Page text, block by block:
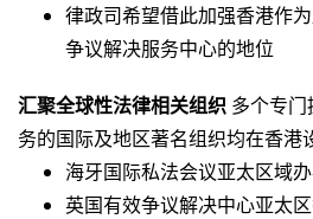
律政司希望借此加强香港作
争议解决服务中心的地位
汇聚全球性法律相关组织 多个专
务的国际及地区著名组织均在香港
海牙国际私法会议亚太区域
英国有效争议解决中心亚太